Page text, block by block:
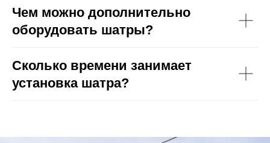
Чем можно дополнительно
оборудовать шатры?
Сколько времени занимает
установка шатра?